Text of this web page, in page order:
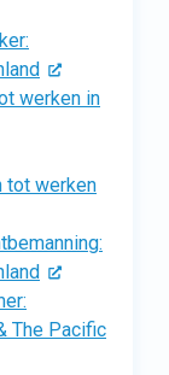
werken in
tot werken
The Pacific